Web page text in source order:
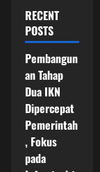
RECENT
POSTS
Pembangun
an Tahap
Dua IKN
Dipercepat
Pemerintah
, Fokus
pada